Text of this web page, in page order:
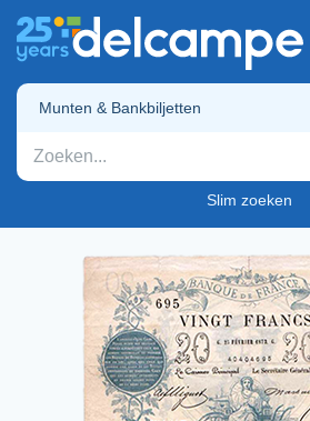
Munten & Bankbiljetten
Slim zoeken